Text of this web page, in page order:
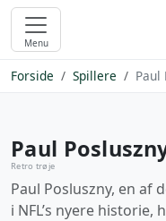
Menu
Forside Spillere Paul
Paul
Retro trøje
Paul Posluszny, en af
i NFL’s nyere